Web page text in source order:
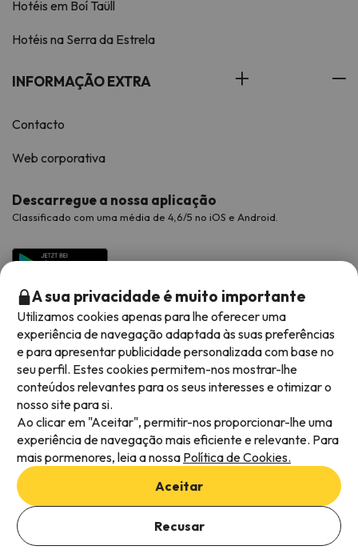
Adicionar datas para verificar a disponibilidade
Selecionar datas
Hotéis em Boí Taüll
Hotéis na Serra da Estrela
INFORMAÇÃO EXTRA
Contacto
Web corporativa
Descarregue a nossa aplicação
Classificado com uma média de 4,6/5 no iOS e Android.
Métodos de pagamento disponíveis
Termos e condições gerais
Privacidade dos dados
Política de cookies
A sua privacidade é muito importante
Utilizamos cookies apenas para lhe oferecer uma
experiência de navegação adaptada às suas preferências
e para apresentar publicidade personalizada com base no
seu perfil. Estes cookies permitem-nos mostrar-lhe
conteúdos relevantes para os seus interesses e otimizar o
nosso site para si.
Ao clicar em "Aceitar", permitir-nos proporcionar-lhe uma
experiência de navegação mais eficiente e relevante. Para
mais pormenores, leia a nossa Política de Cookies.
Aceitar
Recusar